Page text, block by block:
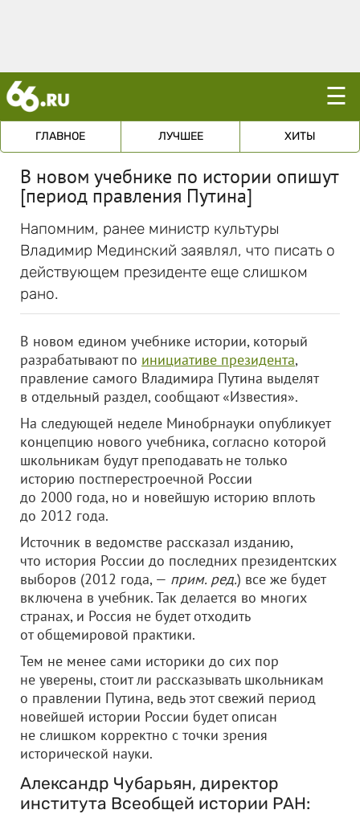
☰
ГЛАВНОЕ ЛУЧШЕЕ ХИТЫ
В новом учебнике по истории опишут
[период правления Путина]
Напомним, ранее министр культуры
Владимир Мединский заявлял, что писать о
действующем президенте еще слишком
рано.
В новом едином учебнике истории, который
разрабатывают по инициативе президента,
правление самого Владимира Путина выделят
в отдельный раздел, сообщают «Известия».
На следующей неделе Минобрнауки опубликует
концепцию нового учебника, согласно которой
школьникам будут преподавать не только
историю постперестроечной России
до 2000 года, но и новейшую историю вплоть
до 2012 года.
Источник в ведомстве рассказал изданию,
что история России до последних президентских
выборов (2012 года, — прим. ред.) все же будет
включена в учебник. Так делается во многих
странах, и Россия не будет отходить
от общемировой практики.
Тем не менее сами историки до сих пор
не уверены, стоит ли рассказывать школьникам
о правлении Путина, ведь этот свежий период
новейшей истории России будет описан
не слишком корректно с точки зрения
исторической науки.
Александр Чубарьян, директор
института Всеобщей истории РАН: